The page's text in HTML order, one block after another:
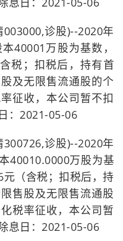
诊股)--2020年
40001万股为基数，
税；扣税后，持有首
及无限售流通股的个
征收，本公司暂不扣
：2021-05-06
诊股)--2020年
40010.0000万股为基
（含税；扣税后，持
售股及无限售流通股
税率征收，本公司暂
息日：2021-05-06